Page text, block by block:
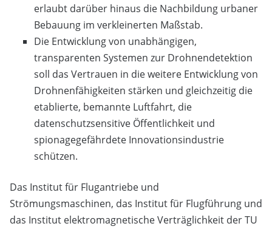
erlaubt darüber hinaus die Nachbildung urbaner
Bebauung im verkleinerten Maßstab.
Die Entwicklung von unabhängigen,
transparenten Systemen zur Drohnendetektion
soll das Vertrauen in die weitere Entwicklung von
Drohnenfähigkeiten stärken und gleichzeitig die
etablierte, bemannte Luftfahrt, die
datenschutzsensitive Öffentlichkeit und
spionagegefährdete Innovationsindustrie
schützen.
Das Institut für Flugantriebe und
Strömungsmaschinen, das Institut für Flugführung und
das Institut elektromagnetische Verträglichkeit der TU